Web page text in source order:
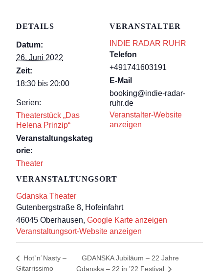
DETAILS
Datum:
26. Juni 2022
Zeit:
18:30 bis 20:00
Serien:
Theaterstück „Das
Helena Prinzip“
Veranstaltungskateg
orie:
Theater
VERANSTALTUNGSORT
Gdanska Theater
Gutenbergstraße 8, Hofeinfahrt
46045 Oberhausen, Google Karte anzeigen
Veranstaltungsort-Website anzeigen
VERANSTALTER
INDIE RADAR RUHR
Telefon
+491741603191
E-Mail
booking@indie-radar-
ruhr.de
Veranstalter-Website
anzeigen
Hot`n´Nasty –
Gitarrissimo
GDANSKA Jubiläum – 22 Jahre
Gdanska – 22 in ’22 Festival